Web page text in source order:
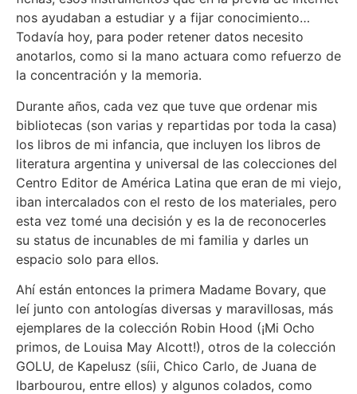
nos ayudaban a estudiar y a fijar conocimiento…
Todavía hoy, para poder retener datos necesito
anotarlos, como si la mano actuara como refuerzo de
la concentración y la memoria.
Durante años, cada vez que tuve que ordenar mis
bibliotecas (son varias y repartidas por toda la casa)
los libros de mi infancia, que incluyen los libros de
literatura argentina y universal de las colecciones del
Centro Editor de América Latina que eran de mi viejo,
iban intercalados con el resto de los materiales, pero
esta vez tomé una decisión y es la de reconocerles
su status de incunables de mi familia y darles un
espacio solo para ellos.
Ahí están entonces la primera Madame Bovary, que
leí junto con antologías diversas y maravillosas, más
ejemplares de la colección Robin Hood (¡Mi Ocho
primos, de Louisa May Alcott!), otros de la colección
GOLU, de Kapelusz (síii, Chico Carlo, de Juana de
Ibarbourou, entre ellos) y algunos colados, como